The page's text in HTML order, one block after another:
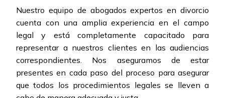
Nuestro equipo de abogados expertos en divorcio
cuenta con una amplia experiencia en el campo
legal y está completamente capacitado para
representar a nuestros clientes en las audiencias
correspondientes. Nos aseguramos de estar
presentes en cada paso del proceso para asegurar
que todos los procedimientos legales se lleven a